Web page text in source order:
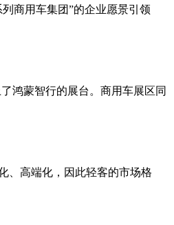
商用车集团”的企业愿景引领
鸿蒙智行的展台。商用车展区同
、高端化，因此轻客的市场格